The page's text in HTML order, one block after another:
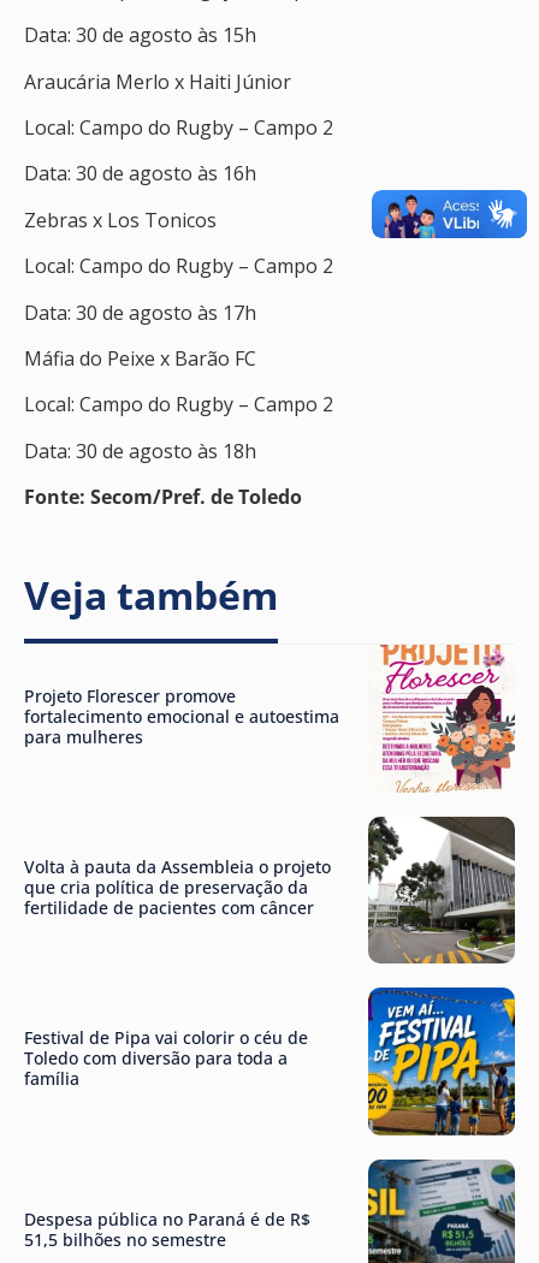
Data: 30 de agosto às 15h
Araucária Merlo x Haiti Júnior
Local: Campo do Rugby – Campo 2
Data: 30 de agosto às 16h
Zebras x Los Tonicos
Local: Campo do Rugby – Campo 2
Data: 30 de agosto às 17h
Máfia do Peixe x Barão FC
Local: Campo do Rugby – Campo 2
Data: 30 de agosto às 18h
Fonte: Secom/Pref. de Toledo
Veja também
Projeto Florescer promove
fortalecimento emocional e autoestima
para mulheres
Volta à pauta da Assembleia o projeto
que cria política de preservação da
fertilidade de pacientes com câncer
Festival de Pipa vai colorir o céu de
Toledo com diversão para toda a
família
Despesa pública no Paraná é de R$
51,5 bilhões no semestre